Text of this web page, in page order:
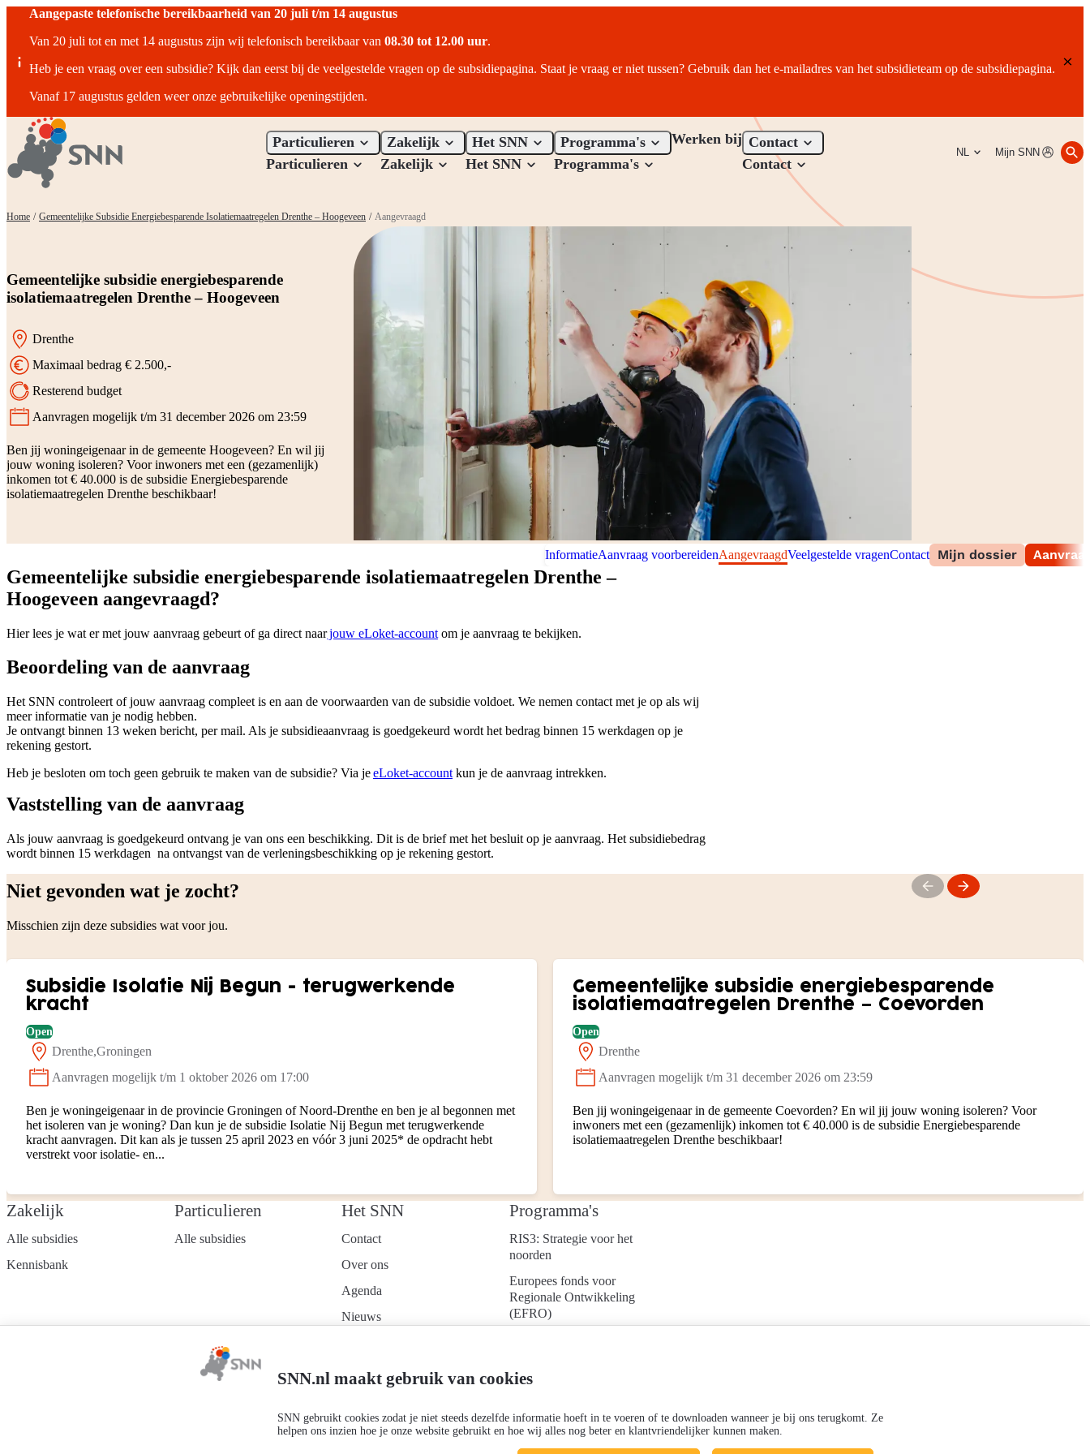
SNN.nl maakt gebruik van cookies
SNN gebruikt cookies zodat je niet steeds dezelfde informatie hoeft in te voeren of te downloaden wanneer je bij ons terugkomt. Ze
helpen ons inzien hoe je onze website gebruikt en hoe wij alles nog beter en klantvriendelijker kunnen maken.
Aangepaste telefonische bereikbaarheid van 20 juli t/m 14 augustus
Van 20 juli tot en met 14 augustus zijn wij telefonisch bereikbaar van 08.30 tot 12.00 uur.
Heb je een vraag over een subsidie? Kijk dan eerst bij de veelgestelde vragen op de subsidiepagina. Staat je vraag er niet tussen? Gebruik dan het e-mailadres van het subsidieteam op de subsidiepagina.
Vanaf 17 augustus gelden weer onze gebruikelijke openingstijden.
Particulieren
Particulieren
Zakelijk
Zakelijk
Het SNN
Het SNN
Programma's
Programma's
Werken bij Contact
Contact
NL Mijn SNN
Home / Gemeentelijke Subsidie Energiebesparende Isolatiemaatregelen Drenthe – Hoogeveen / Aangevraagd
Gemeentelijke subsidie energiebesparende
isolatiemaatregelen Drenthe – Hoogeveen
Locatie:
Drenthe
Maximaal bedrag € 2.500,-
Resterend budget
Status:
Aanvragen mogelijk t/m 31 december 2026 om 23:59
Ben jij woningeigenaar in de gemeente Hoogeveen? En wil jij
jouw woning isoleren? Voor inwoners met een (gezamenlijk)
inkomen tot € 40.000 is de subsidie Energiebesparende
isolatiemaatregelen Drenthe beschikbaar!
InformatieAanvraag voorbereidenAangevraagdVeelgestelde vragenContact Mijn dossier
Gemeentelijke subsidie energiebesparende isolatiemaatregelen Drenthe –
Hoogeveen aangevraagd?
Hier lees je wat er met jouw aanvraag gebeurt of ga direct naarjouw eLoket-account om je aanvraag te bekijken.
Beoordeling van de aanvraag
Het SNN controleert of jouw aanvraag compleet is en aan de voorwaarden van de subsidie voldoet. We nemen contact met je op als wij
meer informatie van je nodig hebben.
Je ontvangt binnen 13 weken bericht, per mail. Als je subsidieaanvraag is goedgekeurd wordt het bedrag binnen 15 werkdagen op je
rekening gestort.
Heb je besloten om toch geen gebruik te maken van de subsidie? Via jeeLoket-account kun je de aanvraag intrekken.
Vaststelling van de aanvraag
Als jouw aanvraag is goedgekeurd ontvang je van ons een beschikking. Dit is de brief met het besluit op je aanvraag. Het subsidiebedrag
wordt binnen 15 werkdagen na ontvangst van de verleningsbeschikking op je rekening gestort.
Niet gevonden wat je zocht?
Misschien zijn deze subsidies wat voor jou.
Subsidie Isolatie Nij Begun - terugwerkende
kracht
Open
Locatie:
Drenthe Groningen
Status:
Aanvragen mogelijk t/m 1 oktober 2026 om 17:00
Ben je woningeigenaar in de provincie Groningen of Noord-Drenthe en ben je al begonnen met
het isoleren van je woning? Dan kun je de subsidie Isolatie Nij Begun met terugwerkende
kracht aanvragen. Dit kan als je tussen 25 april 2023 en vóór 3 juni 2025* de opdracht hebt
verstrekt voor isolatie- en...
Gemeentelijke subsidie energiebesparende
isolatiemaatregelen Drenthe – Coevorden
Open
Locatie:
Drenthe
Status:
Aanvragen mogelijk t/m 31 december 2026 om 23:59
Ben jij woningeigenaar in de gemeente Coevorden? En wil jij jouw woning isoleren? Voor
inwoners met een (gezamenlijk) inkomen tot € 40.000 is de subsidie Energiebesparende
isolatiemaatregelen Drenthe beschikbaar!
Zakelijk
Alle subsidies
Kennisbank
Particulieren
Alle subsidies
Het SNN
Contact
Over ons
Agenda
Nieuws
nieuwsbrief
Programma's
RIS3: Strategie voor het
noorden
Europees fonds voor
Regionale Ontwikkeling
(EFRO)
Gemeenschappelijk